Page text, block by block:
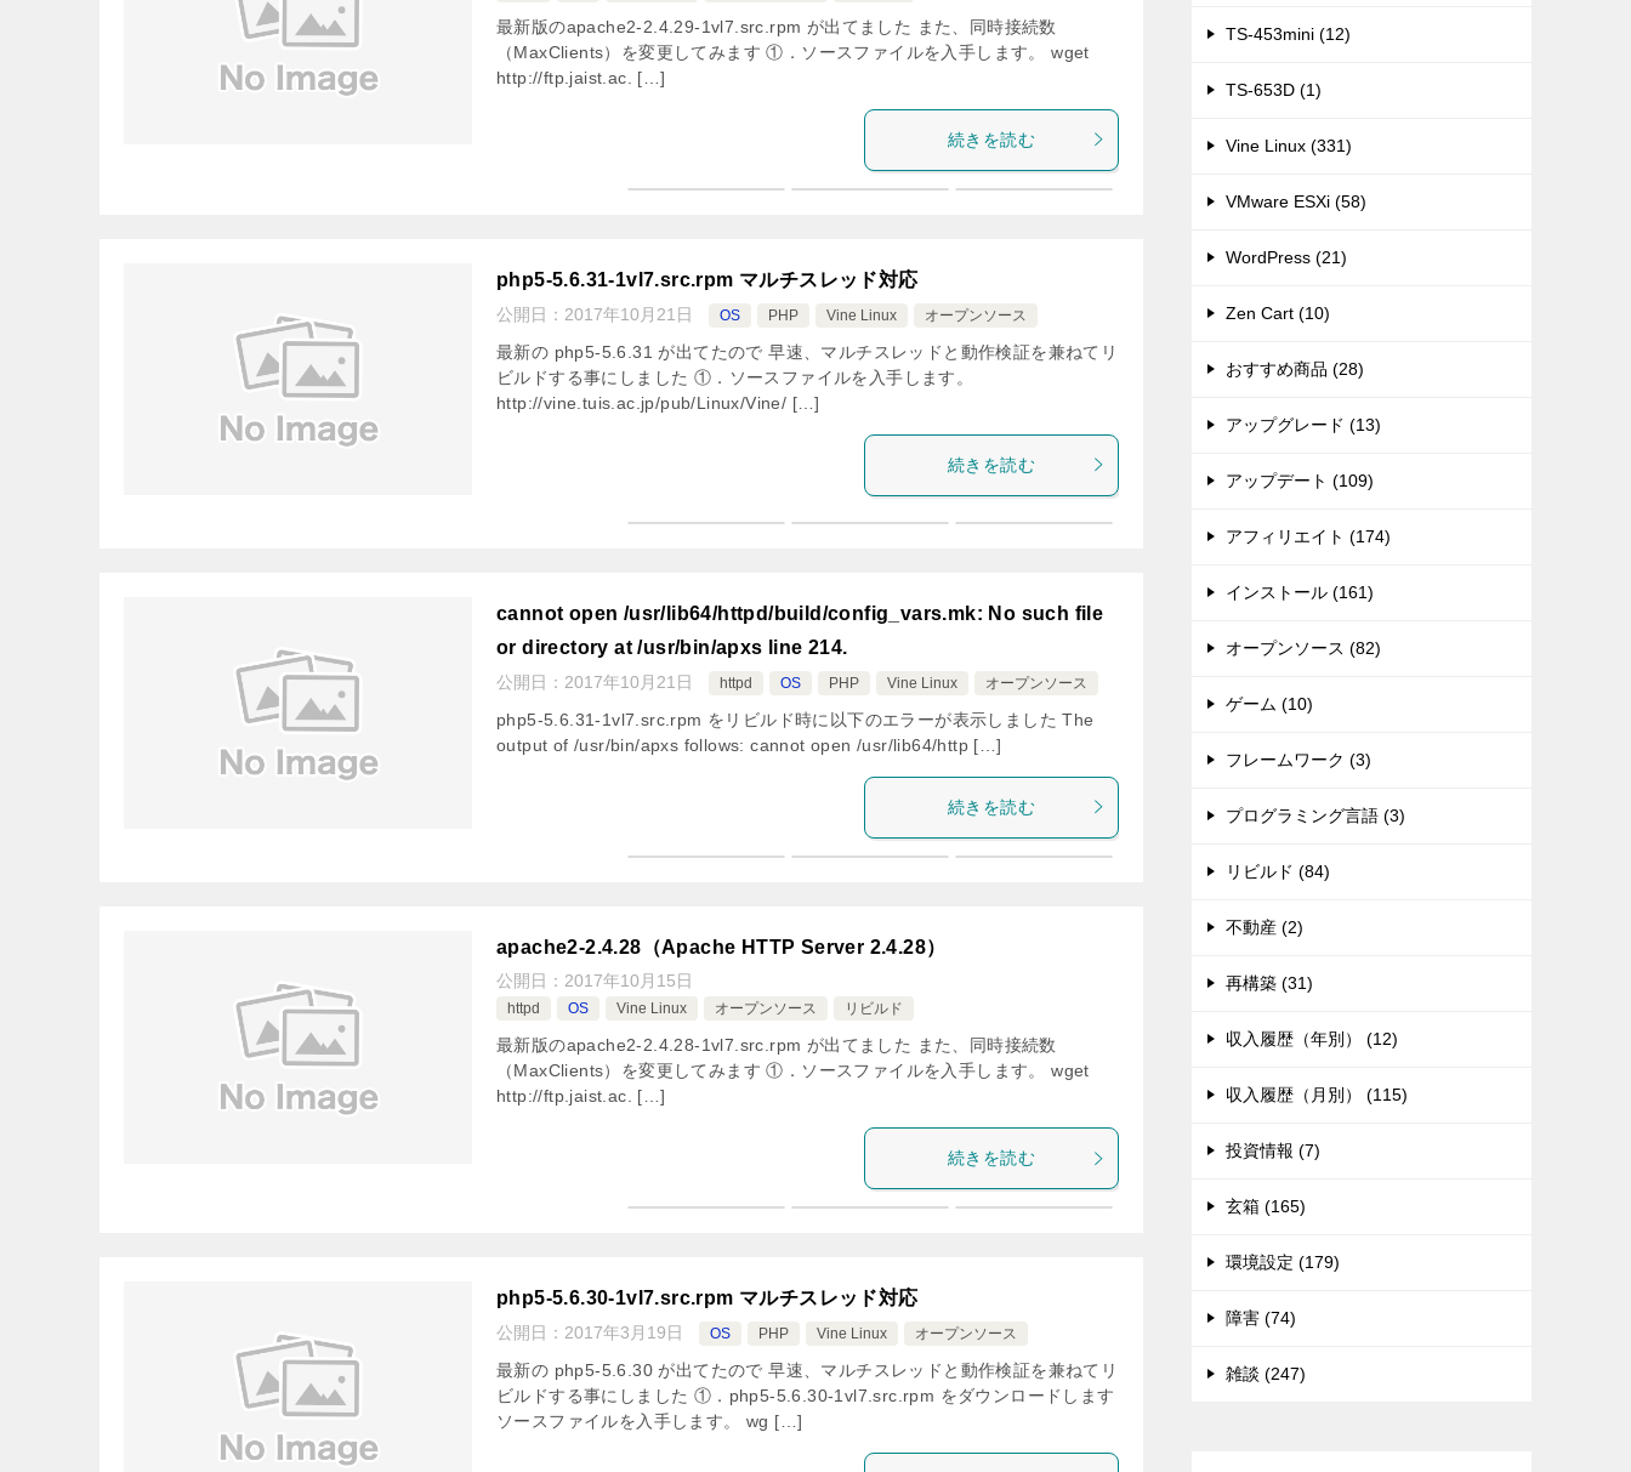
最新版のapache2-2.4.29-1vl7.src.rpm が出てました また、同時接続数
（MaxClients）を変更してみます ①．ソースファイルを入手します。 wget
http://ftp.jaist.ac. […]
続きを読む
php5-5.6.31-1vl7.src.rpm マルチスレッド対応
公開日： 2017年10月21日 OS PHP Vine Linux オープンソース
最新の php5-5.6.31 が出てたので 早速、マルチスレッドと動作検証を兼ねてリ
ビルドする事にしました ①．ソースファイルを入手します。
http://vine.tuis.ac.jp/pub/Linux/Vine/ […]
続きを読む
cannot open /usr/lib64/httpd/build/config_vars.mk: No such file
or directory at /usr/bin/apxs line 214.
公開日： 2017年10月21日 httpd OS PHP Vine Linux オープンソース
php5-5.6.31-1vl7.src.rpm をリビルド時に以下のエラーが表示しました The
output of /usr/bin/apxs follows: cannot open /usr/lib64/http […]
続きを読む
apache2-2.4.28（Apache HTTP Server 2.4.28）
公開日： 2017年10月15日
httpd OS Vine Linux オープンソース リビルド
最新版のapache2-2.4.28-1vl7.src.rpm が出てました また、同時接続数
（MaxClients）を変更してみます ①．ソースファイルを入手します。 wget
http://ftp.jaist.ac. […]
続きを読む
php5-5.6.30-1vl7.src.rpm マルチスレッド対応
公開日： 2017年3月19日 OS PHP Vine Linux オープンソース
最新の php5-5.6.30 が出てたので 早速、マルチスレッドと動作検証を兼ねてリ
ビルドする事にしました ①．php5-5.6.30-1vl7.src.rpm をダウンロードします
ソースファイルを入手します。 wg […]
TS-453mini (12)
TS-653D (1)
Vine Linux (331)
VMware ESXi (58)
WordPress (21)
Zen Cart (10)
おすすめ商品 (28)
アップグレード (13)
アップデート (109)
アフィリエイト (174)
インストール (161)
オープンソース (82)
ゲーム (10)
フレームワーク (3)
プログラミング言語 (3)
リビルド (84)
不動産 (2)
再構築 (31)
収入履歴（年別） (12)
収入履歴（月別） (115)
投資情報 (7)
玄箱 (165)
環境設定 (179)
障害 (74)
雑談 (247)